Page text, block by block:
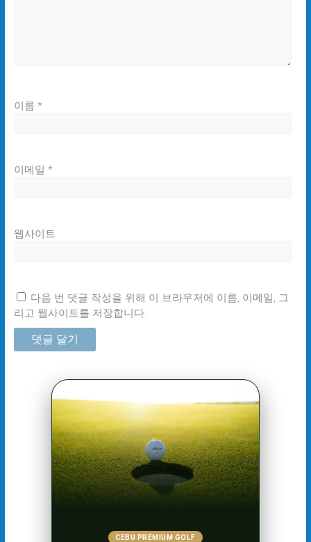
이름 *
이메일 *
웹사이트
다음 번 댓글 작성을 위해 이 브라우저에 이름, 이메일, 그
리고 웹사이트를 저장합니다.
CEBU PREMIUM GOLF